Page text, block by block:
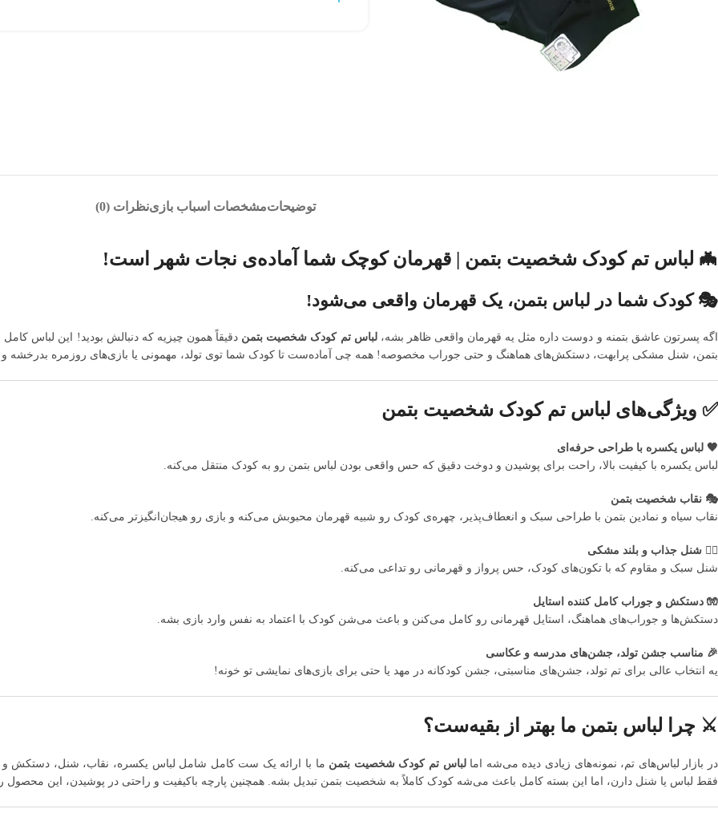
توضیحاتمشخصات اسباب بازینظرات (0)
🦇 لباس تم کودک شخصیت بتمن | قهرمان کوچک شما آماده‌ی نجات شهر است!
🎭 کودک شما در لباس بتمن، یک قهرمان واقعی می‌شود!
اگه پسرتون عاشق بتمنه و دوست داره مثل یه قهرمان واقعی ظاهر بشه،لباس تم کودک شخصیت بتمن
بتمن، شنل مشکی پرابهت، دستکش‌های هماهنگ و حتی جوراب مخصوصه! همه چی آماده‌ست تا کودک شما توی تولد، مهمونی یا بازی‌های روزمره بدرخشه و
✅ ویژگی‌های لباس تم کودک شخصیت بتمن
🖤 لباس یکسره با طراحی حرفه‌ای
لباس یکسره با کیفیت بالا، راحت برای پوشیدن و دوخت دقیق که حس واقعی بودن لباس بتمن رو به کودک منتقل می‌کنه.
🎭 نقاب شخصیت بتمن
نقاب سیاه و نمادین بتمن با طراحی سبک و انعطاف‌پذیر، چهره‌ی کودک رو شبیه قهرمان محبوبش می‌کنه و بازی رو هیجان‌انگیزتر می‌کنه.
🦸‍♂️ شنل جذاب و بلند مشکی
شنل سبک و مقاوم که با تکون‌های کودک، حس پرواز و قهرمانی رو تداعی می‌کنه.
🧤 دستکش و جوراب کامل کننده استایل
دستکش‌ها و جوراب‌های هماهنگ، استایل قهرمانی رو کامل می‌کنن و باعث می‌شن کودک با اعتماد به نفس وارد بازی بشه.
🎉 مناسب جشن تولد، جشن‌های مدرسه و عکاسی
یه انتخاب عالی برای تم تولد، جشن‌های مناسبتی، جشن کودکانه در مهد یا حتی برای بازی‌های نمایشی تو خونه!
⚔️ چرا لباس بتمن ما بهتر از بقیه‌ست؟
در بازار لباس‌های تم، نمونه‌های زیادی دیده می‌شه امالباس تم کودک شخصیت بتمن ما با ارائه یک ست کامل شامل لباس یکسره، نقاب، شنل، دستکش و
فقط لباس یا شنل دارن، اما این بسته کامل باعث می‌شه کودک کاملاً به شخصیت بتمن تبدیل بشه. همچنین پارچه باکیفیت و راحتی در پوشیدن، این محصول